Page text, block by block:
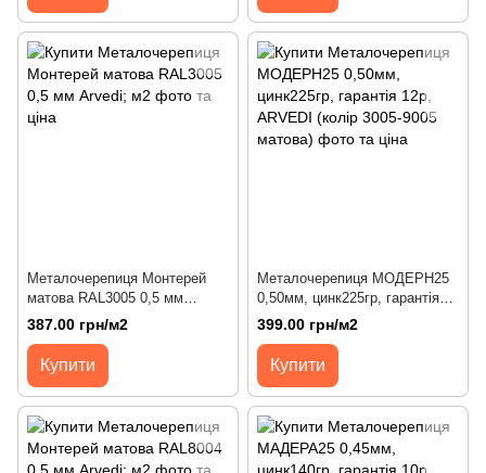
Металочерепиця Монтерей
матова RAL3005 0,5 мм
Arvedi; м2
387.00 грн/м2
Купити
Металочерепиця МОДЕРН25
0,50мм, цинк225гр, гарантія
12р, ARVEDI (колір 3005-9005
399.00 грн/м2
Купити